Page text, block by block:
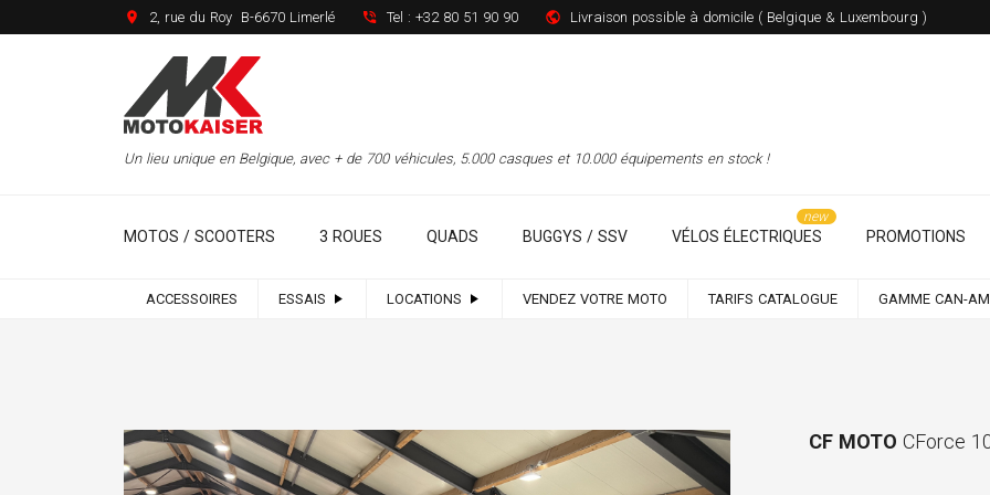
2, rue du Roy B-6670 Limerlé Tel : +32 80 51 90 90 Livraison possible à domicile ( Belgique & Luxembourg )
Un lieu unique en Belgique, avec + de 700 véhicules, 5.000 casques et 10.000 équipements en stock !
MOTOS / SCOOTERS 3 ROUES QUADS BUGGYS / SSV VÉLOS ÉLECTRIQUES PROMOTIONS
ACCESSOIRES ESSAIS LOCATIONS VENDEZ VOTRE MOTO TARIFS CATALOGUE GAMME CAN-AM
CF MOTO CForce